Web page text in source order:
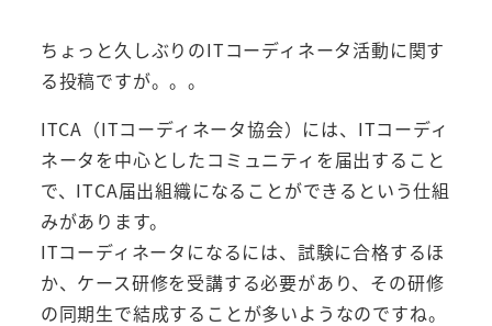
ちょっと久しぶりのITコーディネータ活動に関す
る投稿ですが。。。
ITCA（ITコーディネータ協会）には、ITコーディ
ネータを中心としたコミュニティを届出すること
で、ITCA届出組織になることができるという仕組
みがあります。
ITコーディネータになるには、試験に合格するほ
か、ケース研修を受講する必要があり、その研修
の同期生で結成することが多いようなのですね。